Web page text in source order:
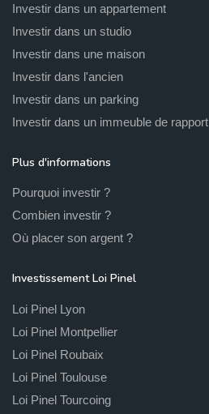
Investir dans un appartement
Investir dans un studio
Investir dans une maison
Investir dans l'ancien
Investir dans un parking
Investir dans un immeuble de rapport
Plus d'informations
Pourquoi investir ?
Combien investir ?
Où placer son argent ?
Investissement Loi Pinel
Loi Pinel Lyon
Loi Pinel Montpellier
Loi Pinel Roubaix
Loi Pinel Toulouse
Loi Pinel Tourcoing